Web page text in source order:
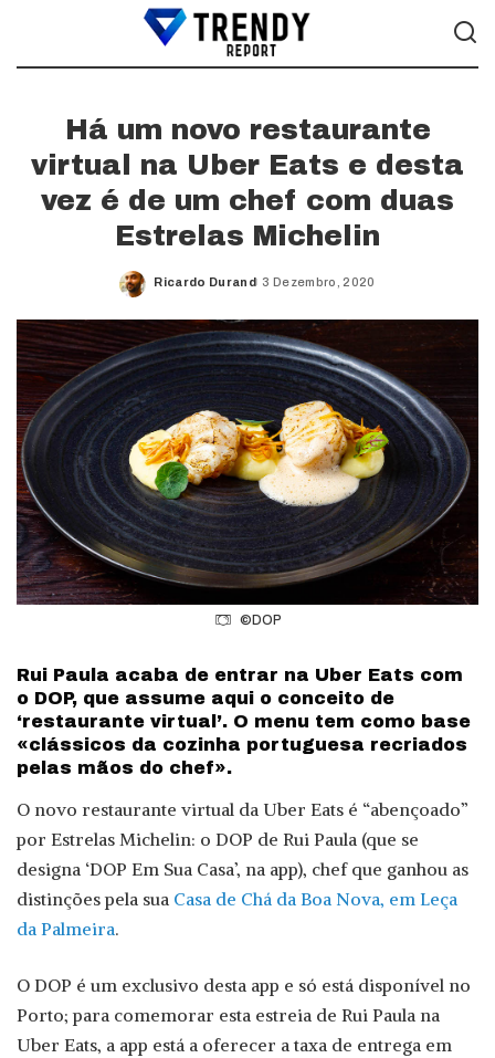
Há um novo restaurante
virtual na Uber Eats e desta
vez é de um chef com duas
Estrelas Michelin
Posted
Ricardo Durand 3 Dezembro, 2020
©DOP
Rui Paula acaba de entrar na Uber Eats com
o DOP, que assume aqui o conceito de
‘restaurante virtual’. O menu tem como base
«clássicos da cozinha portuguesa recriados
pelas mãos do chef».
O novo restaurante virtual da Uber Eats é “abençoado”
por Estrelas Michelin: o DOP de Rui Paula (que se
designa ‘DOP Em Sua Casa’, na app), chef que ganhou as
distinções pela sua Casa de Chá da Boa Nova, em Leça
da Palmeira.
O DOP é um exclusivo desta app e só está disponível no
Porto; para comemorar esta estreia de Rui Paula na
Uber Eats, a app está a oferecer a taxa de entrega em